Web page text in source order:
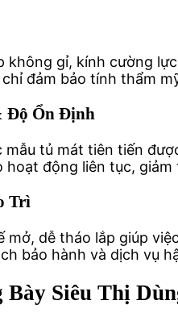
không gỉ, kính cường
đảm bảo tính thẩm
Độ Ổn Định
mẫu tủ mát tiên tiến
hoạt động liên tục,
Trì
mở, dễ tháo lắp giúp
bảo hành và dịch vụ
Bày Siêu Thị